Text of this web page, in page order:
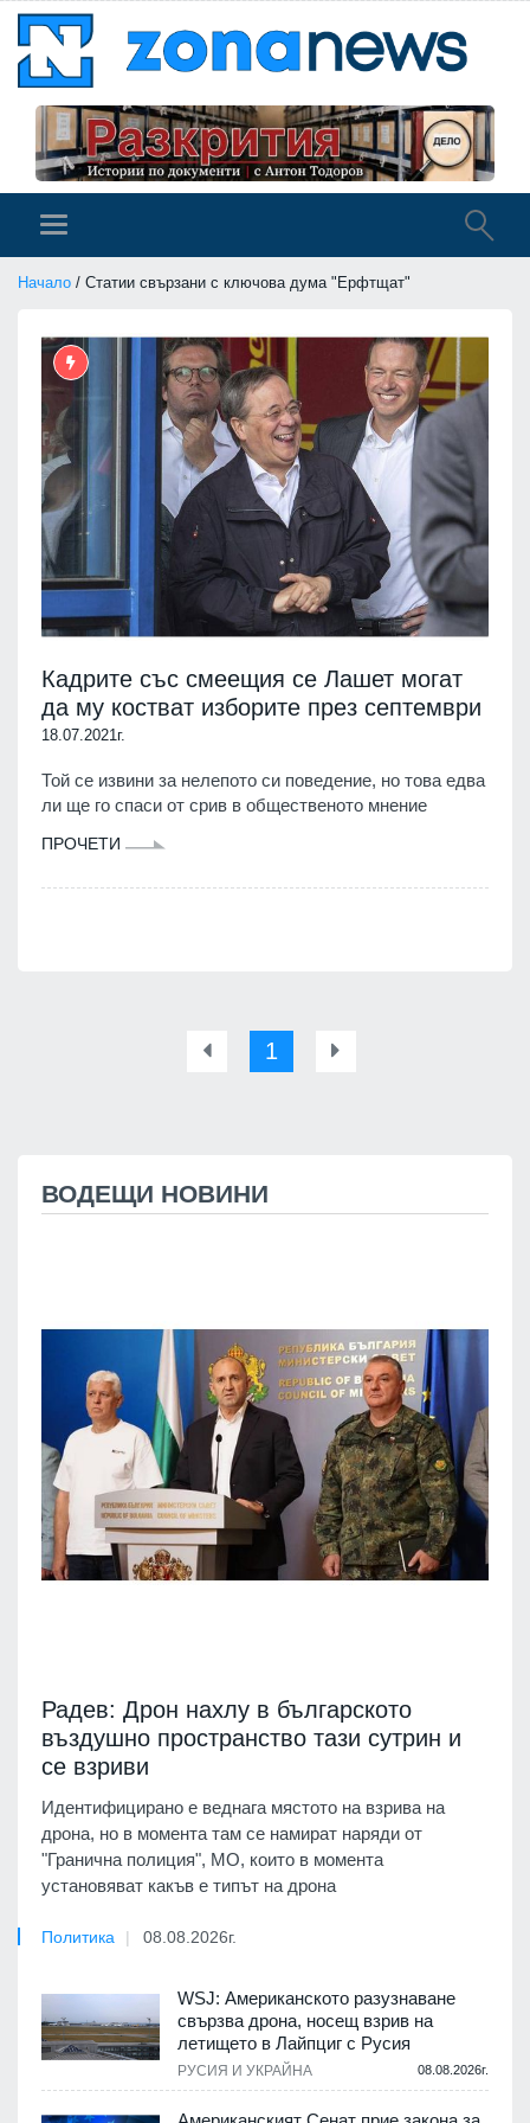
Начало / Статии свързани с ключова дума "Ерфтщат"
Кадрите със смеещия се Лашет могат
да му костват изборите през септември
18.07.2021г.
Той се извини за нелепото си поведение, но това едва
ли ще го спаси от срив в общественото мнение
ПРОЧЕТИ
1
ВОДЕЩИ НОВИНИ
Радев: Дрон нахлу в българското
въздушно пространство тази сутрин и
се взриви
Идентифицирано е веднага мястото на взрива на
дрона, но в момента там се намират наряди от
"Гранична полиция", МО, които в момента
установяват какъв е типът на дрона
Политика 08.08.2026г.
WSJ: Американското разузнаване
свързва дрона, носещ взрив на
летището в Лайпциг с Русия
РУСИЯ И УКРАЙНА 08.08.2026г.